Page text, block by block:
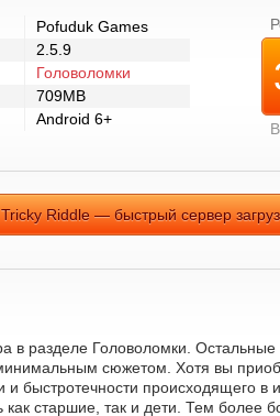
Pofuduk Games
2.5.9
Головоломки
709MB
Android 6+
Riddle — быстрый сервер
в разделе Головоломки.
сюжетом. Хотя вы
и быстротечности происходящего в
старшие, так и дети. Тем более